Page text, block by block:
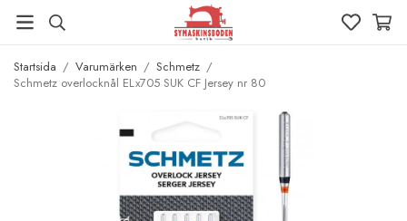
Startsida / Varumärken / Schmetz /
Schmetz overlocknål ELx705 SUK CF Jersey nr 80